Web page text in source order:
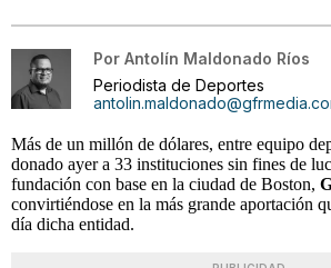
Por Antolín Maldonado Ríos
Periodista de Deportes
Más de un millón de dólares, entre equipo
donado ayer a 33 instituciones sin fines de
fundación con base en la ciudad de Boston,
convirtiéndose en la más grande aportación
día dicha entidad.